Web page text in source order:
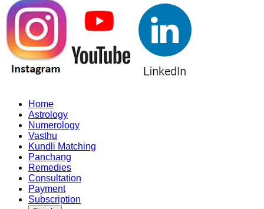
Home
Astrology
Numerology
Vasthu
Kundli Matching
Panchang
Remedies
Consultation
Payment
Subscription